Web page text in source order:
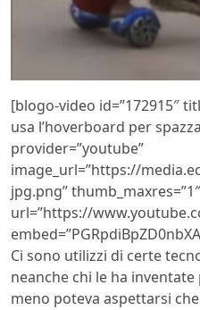
[blogo-video id=”172915″
usa l’hoverboard per
provider=”youtube”
image_url=”https://
jpg.png” thumb_maxres=”1″
url=”https://
Ci sono utilizzi di certe
neanche chi le ha
meno poteva aspettarsi